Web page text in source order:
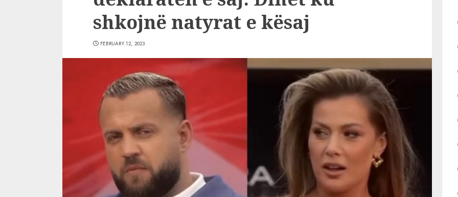
shkojnë natyrat e kësaj
FEBRUARY 12, 2023